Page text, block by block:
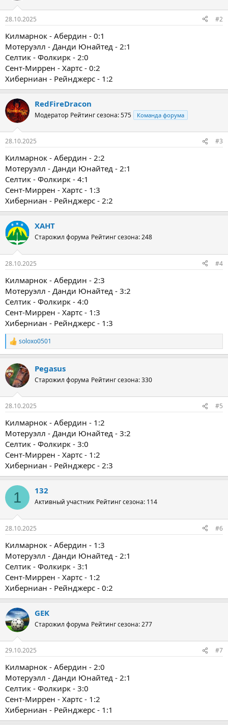
28.10.2025 #2
Килмарнок - Абердин - 0:1
Мотеруэлл - Данди Юнайтед - 2:1
Селтик - Фолкирк - 2:0
Сент-Миррен - Хартс - 0:2
Хиберниан - Рейнджерс - 1:2
RedFireDracon
Модератор Рейтинг сезона: 575 Команда форума
28.10.2025 #3
Килмарнок - Абердин - 2:2
Мотеруэлл - Данди Юнайтед - 2:1
Селтик - Фолкирк - 4:1
Сент-Миррен - Хартс - 1:3
Хиберниан - Рейнджерс - 2:2
ХАНТ
Старожил форума Рейтинг сезона: 248
28.10.2025 #4
Килмарнок - Абердин - 2:3
Мотеруэлл - Данди Юнайтед - 3:2
Селтик - Фолкирк - 4:0
Сент-Миррен - Хартс - 1:3
Хиберниан - Рейнджерс - 1:3
Р
е
к
ц
и
soloxo0501
Pegasus
Старожил форума Рейтинг сезона: 330
28.10.2025 #5
Килмарнок - Абердин - 1:2
Мотеруэлл - Данди Юнайтед - 3:2
Селтик - Фолкирк - 3:0
Сент-Миррен - Хартс - 1:2
Хиберниан - Рейнджерс - 2:3
1 132
Активный участник Рейтинг сезона: 114
28.10.2025 #6
Килмарнок - Абердин - 1:3
Мотеруэлл - Данди Юнайтед - 2:1
Селтик - Фолкирк - 3:1
Сент-Миррен - Хартс - 1:2
Хиберниан - Рейнджерс - 0:2
GEK
Старожил форума Рейтинг сезона: 277
29.10.2025 #7
Килмарнок - Абердин - 2:0
Мотеруэлл - Данди Юнайтед - 2:1
Селтик - Фолкирк - 3:0
Сент-Миррен - Хартс - 1:2
Хиберниан - Рейнджерс - 1:1